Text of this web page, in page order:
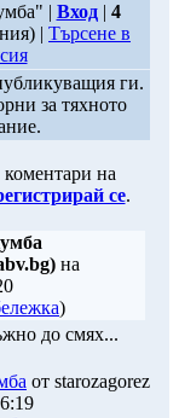
| Вход| 4
| Търсене в
ги.
за тяхното
на
се.
на
)
до смях...
от starozagorez